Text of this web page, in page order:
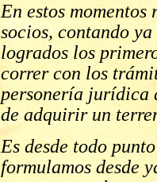
En estos
socios, contando
logrados los
correr con los
personería jurídica
de adquirir un
Es desde todo
formulamos desde